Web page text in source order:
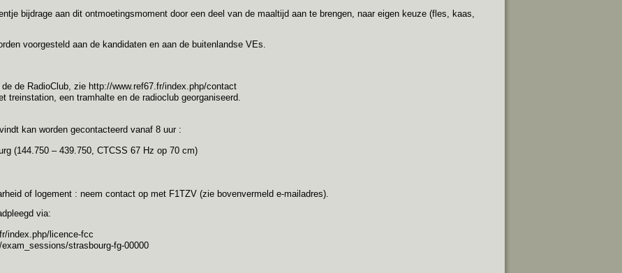
bijdrage aan dit ontmoetingsmoment door een deel van de maaltijd aan te brengen, naar eigen keuze (fles, kaas,
voorgesteld aan de kandidaten en aan de buitenlandse VEs.
de RadioClub, zie http://www.ref67.fr/index.php/contact
treinstation, een tramhalte en de radioclub georganiseerd.
kan worden gecontacteerd vanaf 8 uur :
(144.750 – 439.750, CTCSS 67 Hz op 70 cm)
of logement : neem contact op met F1TZV (zie bovenvermeld e-mailadres).
via:
index.php/licence-fcc
exam_sessions/strasbourg-fg-00000